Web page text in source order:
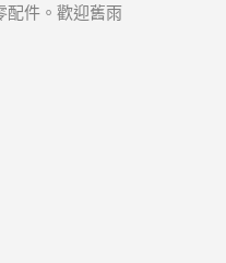
配件。歡迎舊雨